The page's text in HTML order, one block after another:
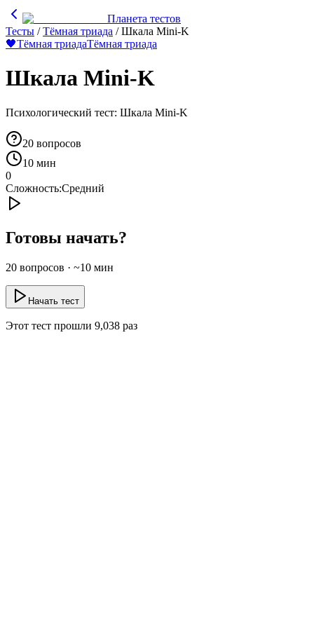
Планета тестов
Тесты /Тёмная триада /Шкала Mini-K
🖤Тёмная триадаТёмная триада
Шкала Mini-K
Психологический тест: Шкала Mini-K
20 вопросов
10 мин
0
Сложность:Средний
Готовы начать?
20 вопросов · ~10 мин
Начать тест
Этот тест прошли 9,038 раз